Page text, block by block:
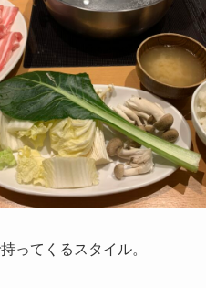
ってくるスタイル。